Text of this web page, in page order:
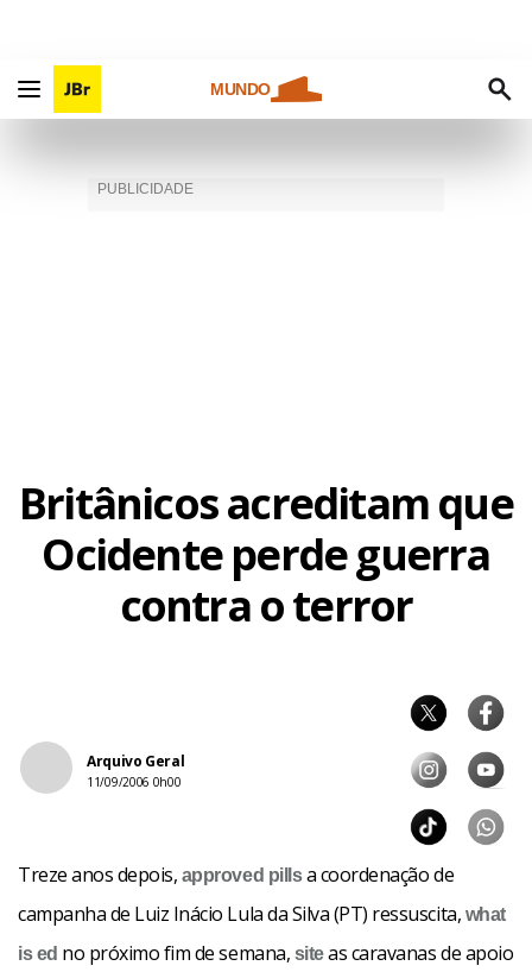
MUNDO
Britânicos acreditam que
Ocidente perde guerra
contra o terror
Arquivo Geral
11/09/2006 0h00
Treze anos depois, approved pillsa coordenação de
campanha de Luiz Inácio Lula da Silva (PT) ressuscita, what
is ed no próximo fim de semana, siteas caravanas de apoio